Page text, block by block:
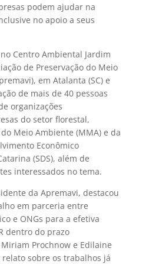
podem ajudar na
no apoio a seus
Centro Ambiental Jardim
de Preservação do Meio
em Atalanta (SC) e
de mais de 40 pessoas
organizações
do setor florestal,
Meio Ambiente (MMA) e da
Econômico
(SDS), além de
interessados no tema.
da Apremavi, destacou
em parceria entre
e ONGs para a efetiva
dentro do prazo
Prochnow e Edilaine
sobre os trabalhos já